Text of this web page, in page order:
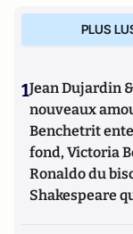
PLUS
1Jean Dujardin
nouveaux
Benchetrit
fond, Victoria
Ronaldo du
Shakespeare